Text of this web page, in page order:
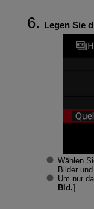
Legen Sie
Wählen
Bilder
Um nur
Bld.].